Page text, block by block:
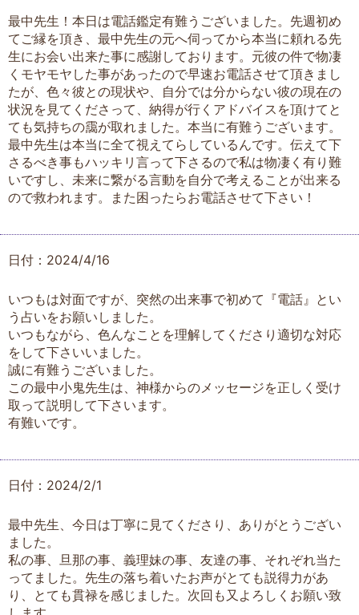
最中先生！本日は電話鑑定有難うございました。先週初め
てご縁を頂き、最中先生の元へ伺ってから本当に頼れる先
生にお会い出来た事に感謝しております。元彼の件で物凄
くモヤモヤした事があったので早速お電話させて頂きまし
たが、色々彼との現状や、自分では分からない彼の現在の
状況を見てくださって、納得が行くアドバイスを頂けてと
ても気持ちの靄が取れました。本当に有難うございます。
最中先生は本当に全て視えてらしているんです。伝えて下
さるべき事もハッキリ言って下さるので私は物凄く有り難
いですし、未来に繋がる言動を自分で考えることが出来る
ので救われます。また困ったらお電話させて下さい！
日付：2024/4/16
いつもは対面ですが、突然の出来事で初めて『電話』とい
う占いをお願いしました。
いつもながら、色んなことを理解してくださり適切な対応
をして下さいいました。
誠に有難うございました。
この最中小鬼先生は、神様からのメッセージを正しく受け
取って説明して下さいます。
有難いです。
日付：2024/2/1
最中先生、今日は丁寧に見てくださり、ありがとうござい
ました。
私の事、旦那の事、義理妹の事、友達の事、それぞれ当た
ってました。先生の落ち着いたお声がとても説得力があ
り、とても貫禄を感じました。次回も又よろしくお願い致